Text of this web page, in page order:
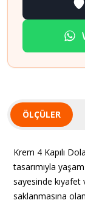
ÖLÇÜLER
Krem 4 Kapılı
tasarımıyla
sayesinde kıyafet
saklanmasına